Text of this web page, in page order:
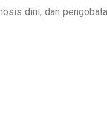
dini, dan